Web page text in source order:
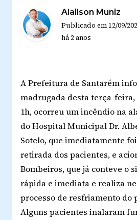
Alailson Muniz
Publicado em 12/09/
há 2 anos
A Prefeitura de Santarém
madrugada desta terça-feira,
1h, ocorreu um incêndio na
do Hospital Municipal Dr.
Sotelo, que imediatamente
retirada dos pacientes, e
Bombeiros, que já conteve o
rápida e imediata e realiza
processo de resfriamento do
Alguns pacientes inalaram